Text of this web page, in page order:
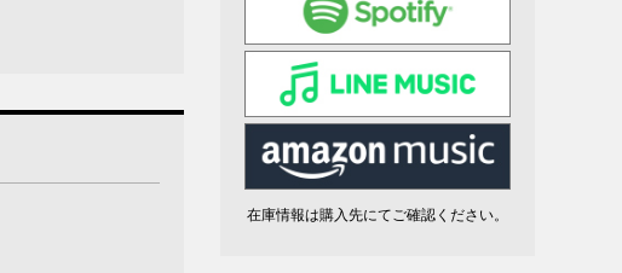
在庫情報は購入先にてご確認ください。